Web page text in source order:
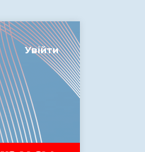
Увійти